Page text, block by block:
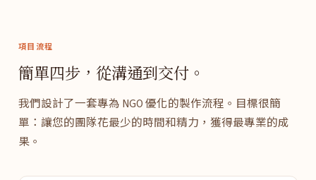
項目流程
簡單四步，從溝通到交付。
我們設計了一套專為 NGO 優化的製作流程。目標很簡
單：讓您的團隊花最少的時間和精力，獲得最專業的成
果。